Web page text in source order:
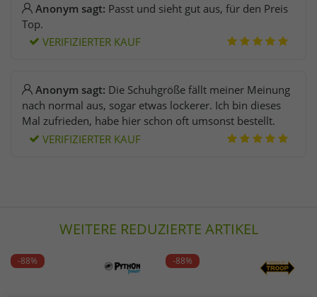
Anonym sagt: Passt und sieht gut aus, für den Preis
Top.
VERIFIZIERTER KAUF
Anonym sagt: Die Schuhgröße fällt meiner Meinung
nach normal aus, sogar etwas lockerer. Ich bin dieses
Mal zufrieden, habe hier schon oft umsonst bestellt.
VERIFIZIERTER KAUF
WEITERE REDUZIERTE ARTIKEL
-88% -88%